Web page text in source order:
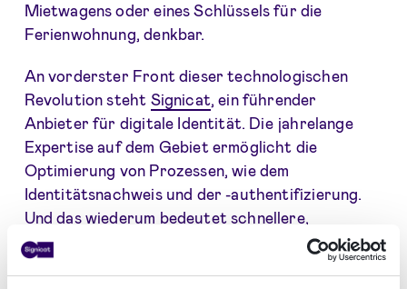
Mietwagens oder eines Schlüssels für die
Ferienwohnung, denkbar.
An vorderster Front dieser technologischen
Revolution steht Signicat, ein führender
Anbieter für digitale Identität. Die jahrelange
Expertise auf dem Gebiet ermöglicht die
Optimierung von Prozessen, wie dem
Identitätsnachweis und der -authentifizierung.
Und das wiederum bedeutet schnellere,
nahtlosere und sicherere Dienstleistungen,
sowohl für Reisende als auch für die Flughäfen